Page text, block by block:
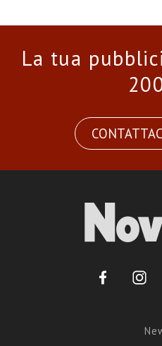
La tua